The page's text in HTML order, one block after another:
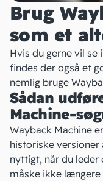
Brug
som et
Hvis du gerne vil
findes der også et
nemlig bruge
Sådan
Machine-
Wayback Machine
historiske
nyttigt, når du
måske ikke